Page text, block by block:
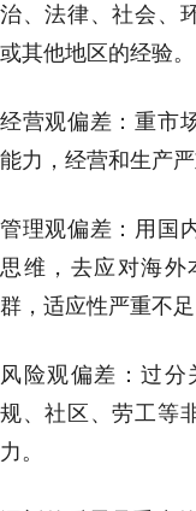
治、法律、社会、
或其他地区的经验。
经营观偏差：重市
能力，经营和生产严
管理观偏差：用国
思维，去应对海外
群，适应性严重不足
风险观偏差：过
规、社区、劳工等
力。